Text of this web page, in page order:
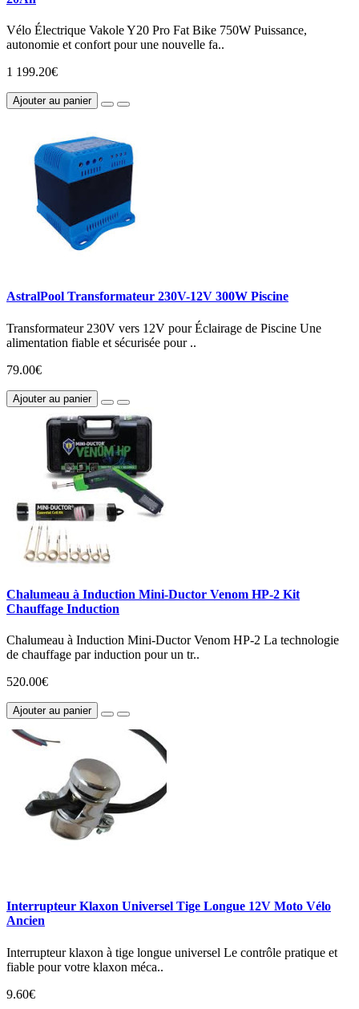
Vélo Électrique Vakole Y20 Pro Fat Bike 750W Puissance,
autonomie et confort pour une nouvelle fa..
1 199.20€
Ajouter au panier
AstralPool Transformateur 230V-12V 300W Piscine
Transformateur 230V vers 12V pour Éclairage de Piscine Une
alimentation fiable et sécurisée pour ..
79.00€
Ajouter au panier
Chalumeau à Induction Mini-Ductor Venom HP-2 Kit
Chauffage Induction
Chalumeau à Induction Mini-Ductor Venom HP-2 La technologie
de chauffage par induction pour un tr..
520.00€
Ajouter au panier
Interrupteur Klaxon Universel Tige Longue 12V Moto Vélo
Ancien
Interrupteur klaxon à tige longue universel Le contrôle pratique et
fiable pour votre klaxon méca..
9.60€